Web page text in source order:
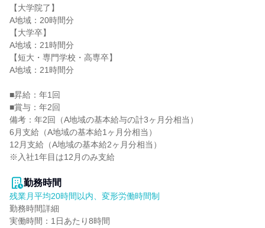
【大学院了】
A地域：20時間分
【大学卒】
A地域：21時間分
【短大・専門学校・高専卒】
A地域：21時間分
■昇給：年1回
■賞与：年2回
備考：年2回（A地域の基本給与の計3ヶ月分相当）
6月支給（A地域の基本給1ヶ月分相当）
12月支給（A地域の基本給2ヶ月分相当）
※入社1年目は12月のみ支給
勤務時間
残業月平均20時間以内、変形労働時間制
勤務時間詳細
実働時間：1日あたり8時間